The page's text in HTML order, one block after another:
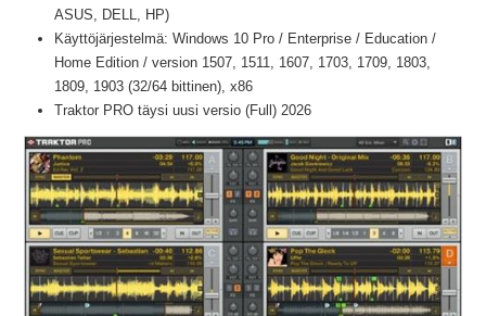
ASUS, DELL, HP)
Käyttöjärjestelmä: Windows 10 Pro / Enterprise / Education /
Home Edition / version 1507, 1511, 1607, 1703, 1709, 1803,
1809, 1903 (32/64 bittinen), x86
Traktor PRO täysi uusi versio (Full) 2026